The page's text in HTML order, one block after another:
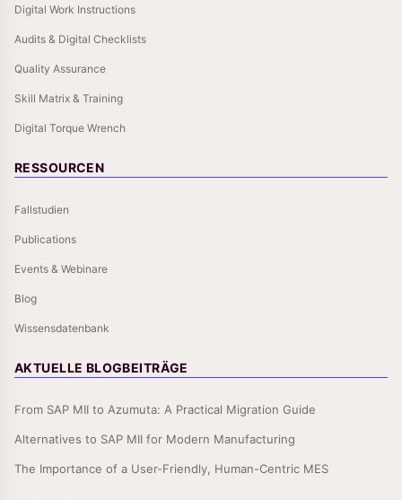
Digital Work Instructions
Audits & Digital Checklists
Quality Assurance
Skill Matrix & Training
Digital Torque Wrench
RESSOURCEN
Fallstudien
Publications
Events & Webinare
Blog
Wissensdatenbank
AKTUELLE BLOGBEITRÄGE
From SAP MII to Azumuta: A Practical Migration Guide
Alternatives to SAP MII for Modern Manufacturing
The Importance of a User-Friendly, Human-Centric MES